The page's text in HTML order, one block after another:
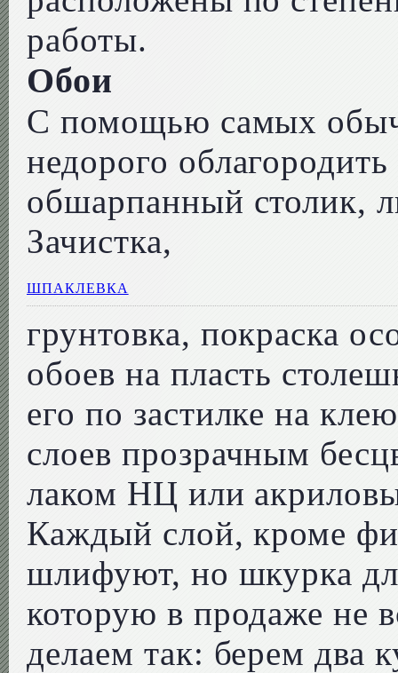
работы.
Обои
С помощью самых
недорого
обшарпанный столик,
Зачистка,
ШПАКЛЕВКА
грунтовка, покраска
обоев на пласть
его по застилке на
слоев прозрачным
лаком НЦ или
Каждый слой, кроме
шлифуют, но шкурка
которую в продаже не
делаем так: берем два